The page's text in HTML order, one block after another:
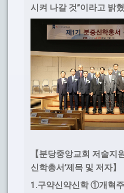
시켜 나갈 것”이라고 밝
【분당중앙교회 저술지
신학총서 ’제목 및 저자】
1.구약신약신학①개혁